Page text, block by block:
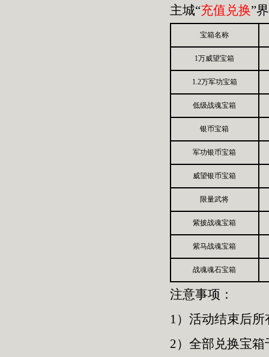
主城“充值兑换”
宝箱名称
1万威望宝箱
1.2万军功宝箱
低级战魂宝箱
银币宝箱
军功银币宝箱
威望银币宝箱
限量武将
紫披战魂宝箱
紫马战魂宝箱
战魂魂石宝箱
注意事项：
1）活动结束后
2）全部兑换宝